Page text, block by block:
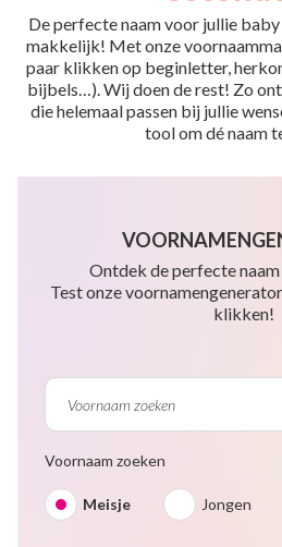
De perfecte naam voor jullie
makkelijk! Met onze
paar klikken op beginletter,
bijbels…). Wij doen de rest! Zo
die helemaal passen bij jullie
tool om dé naam
Ontdek de perfecte
Test onze
klikken!
Voornaam zoeken
Meisje Jongen